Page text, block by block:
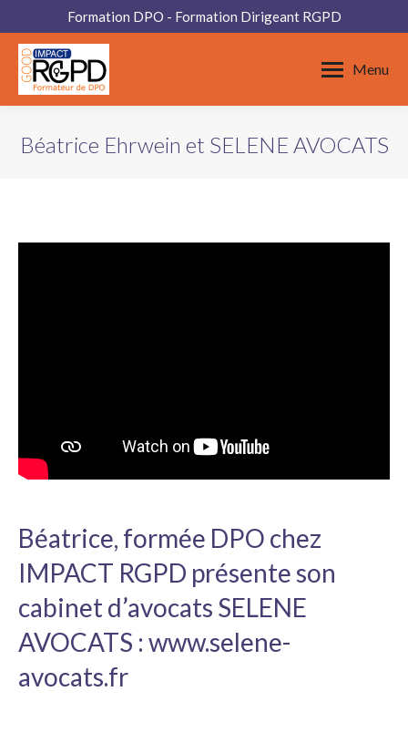
Formation DPO - Formation Dirigeant RGPD
Menu
Béatrice Ehrwein et SELENE AVOCATS
Béatrice, formée DPO chez
IMPACT RGPD présente son
cabinet d’avocats SELENE
AVOCATS : www.selene-
avocats.fr